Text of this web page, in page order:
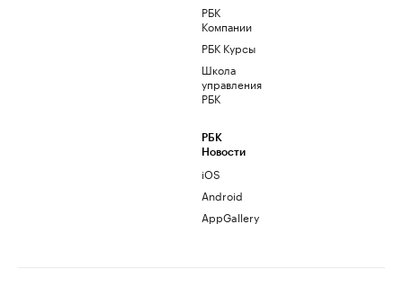
РБК
Компании
РБК Курсы
Школа
управления
РБК
РБК
Новости
iOS
Android
AppGallery